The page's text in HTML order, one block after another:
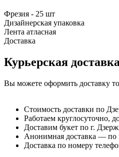
Фрезия - 25 шт
Дизайнерская упаковка
Лента атласная
Доставка
Курьерская доставка
Вы можете оформить доставку
Стоимость доставки по
Работаем круглосуточно,
Доставим букет по г.
Анонимная доставка — по
Доставка по номеру